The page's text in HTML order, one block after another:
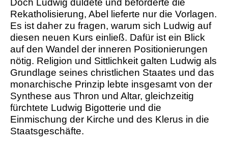
Doch Ludwig duldete und beförderte die
Rekatholisierung, Abel lieferte nur die Vorlagen.
Es ist daher zu fragen, warum sich Ludwig auf
diesen neuen Kurs einließ. Dafür ist ein Blick
auf den Wandel der inneren Positionierungen
nötig. Religion und Sittlichkeit galten Ludwig als
Grundlage seines christlichen Staates und das
monarchische Prinzip lebte insgesamt von der
Synthese aus Thron und Altar, gleichzeitig
fürchtete Ludwig Bigotterie und die
Einmischung der Kirche und des Klerus in die
Staatsgeschäfte.